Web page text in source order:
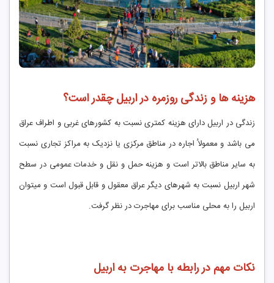
هزینه ها و زندگی روزمره در اربیل چقدر است؟
زندگی در اربیل دارای هزینه کمتری نسبت به کشورهای غربی و اطراف عراق
می باشد و معمولاُ اجاره در مناطق مرکزی یا نزدیک به مراکز تجاری نسبت
به سایر مناطق بالاتر است و هزینه حمل و نقل و خدمات عمومی در سطح
شهر اربیل نسبت به شهرهای دیگر عراق معقول و قابل قبول است و میتوان
اربیل را به محلی مناسب برای مهاجرت در نظر گرفت.
نکات مهم در رابطه با مهاجرت به اربیل